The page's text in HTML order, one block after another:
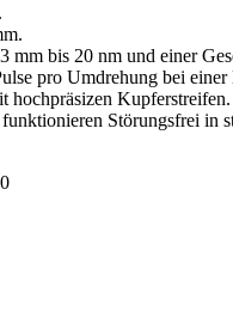
bis 20 nm und einer
pro Umdrehung bei
Störungsfrei